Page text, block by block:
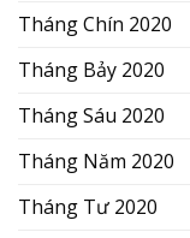
Tháng Chín 2020
Tháng Bảy 2020
Tháng Sáu 2020
Tháng Năm 2020
Tháng Tư 2020